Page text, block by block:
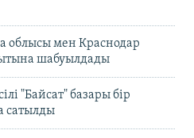
облысы мен Краснодар
шабуылдады
"Байсат" базары бір
сатылды